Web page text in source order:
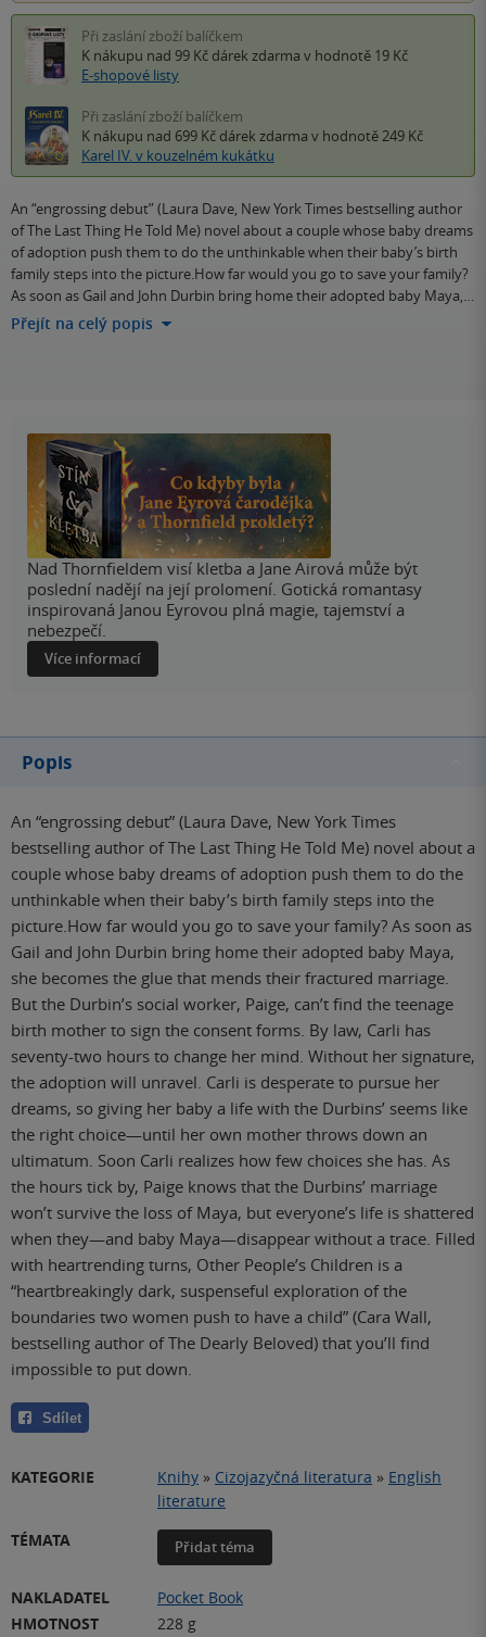
Při zaslání zboží balíčkem
K nákupu nad 99 Kč dárek zdarma v hodnotě 19 Kč
E-shopové listy
Při zaslání zboží balíčkem
K nákupu nad 699 Kč dárek zdarma v hodnotě 249 Kč
Karel IV. v kouzelném kukátku
An “engrossing debut” (Laura Dave, New York Times bestselling author
of The Last Thing He Told Me) novel about a couple whose baby dreams
of adoption push them to do the unthinkable when their baby’s birth
family steps into the picture.How far would you go to save your family?
As soon as Gail and John Durbin bring home their adopted baby Maya,…
Přejít na celý popis
Nad Thornfieldem visí kletba a Jane Airová může být
poslední nadějí na její prolomení. Gotická romantasy
inspirovaná Janou Eyrovou plná magie, tajemství a
nebezpečí.
Více informací
Popis
An “engrossing debut” (Laura Dave, New York Times
bestselling author of The Last Thing He Told Me) novel about a
couple whose baby dreams of adoption push them to do the
unthinkable when their baby’s birth family steps into the
picture.How far would you go to save your family? As soon as
Gail and John Durbin bring home their adopted baby Maya,
she becomes the glue that mends their fractured marriage.
But the Durbin’s social worker, Paige, can’t find the teenage
birth mother to sign the consent forms. By law, Carli has
seventy-two hours to change her mind. Without her signature,
the adoption will unravel. Carli is desperate to pursue her
dreams, so giving her baby a life with the Durbins’ seems like
the right choice—until her own mother throws down an
ultimatum. Soon Carli realizes how few choices she has. As
the hours tick by, Paige knows that the Durbins’ marriage
won’t survive the loss of Maya, but everyone’s life is shattered
when they—and baby Maya—disappear without a trace. Filled
with heartrending turns, Other People’s Children is a
“heartbreakingly dark, suspenseful exploration of the
boundaries two women push to have a child” (Cara Wall,
bestselling author of The Dearly Beloved) that you’ll find
impossible to put down.
Sdílet
KATEGORIE Knihy » Cizojazyčná literatura » English
literature
TÉMATA
Přidat téma
NAKLADATEL
Pocket Book
HMOTNOST
228 g